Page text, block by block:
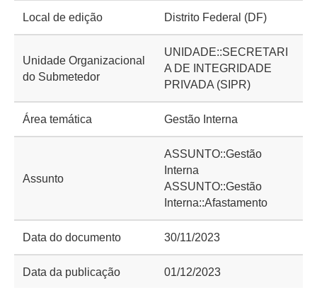
Local de edição Distrito Federal (DF)
Unidade Organizacional
do Submetedor
UNIDADE::SECRETARI
A DE INTEGRIDADE
PRIVADA (SIPR)
Área temática Gestão Interna
Assunto
ASSUNTO::Gestão
Interna
ASSUNTO::Gestão
Interna::Afastamento
Data do documento 30/11/2023
Data da publicação 01/12/2023